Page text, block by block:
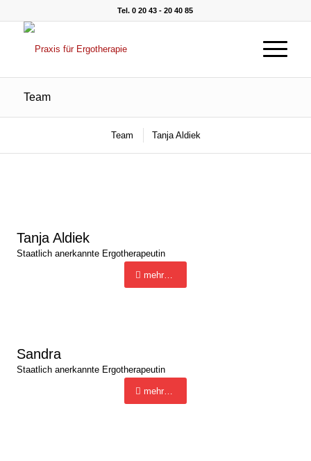
Tel. 0 20 43 - 20 40 85
Team
Team Tanja Aldiek
Tanja Aldiek
Staatlich anerkannte Ergotherapeutin
mehr…
Sandra
Staatlich anerkannte Ergotherapeutin
mehr…